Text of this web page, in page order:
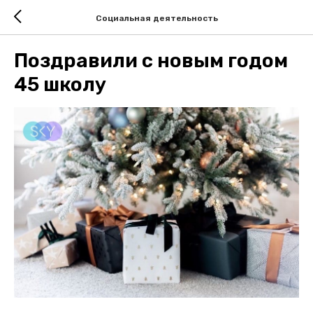
Социальная деятельность
Поздравили с новым годом
45 школу